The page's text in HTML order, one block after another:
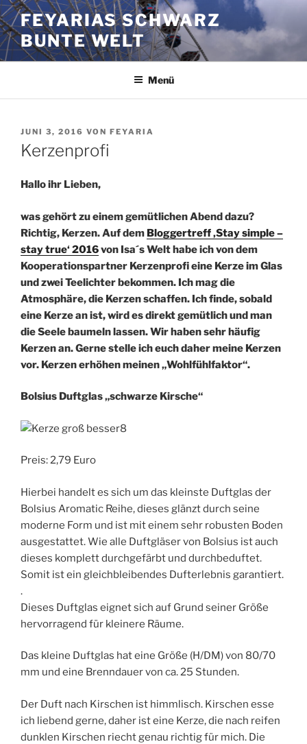
Zum
Inhalt
springen
FEYARIAS SCHWARZ
BUNTE WELT
Menü
VERÖFFENTLICHT
AM
JUNI 3, 2016 VON FEYARIA
Kerzenprofi
Hallo ihr Lieben,
was gehört zu einem gemütlichen Abend dazu?
Richtig, Kerzen. Auf dem Bloggertreff ‚Stay simple –
stay true‘ 2016von Isa´s Welt habe ich von dem
Kooperationspartner Kerzenprofi eine Kerze im Glas
und zwei Teelichter bekommen. Ich mag die
Atmosphäre, die Kerzen schaffen. Ich finde, sobald
eine Kerze an ist, wird es direkt gemütlich und man
die Seele baumeln lassen. Wir haben sehr häufig
Kerzen an. Gerne stelle ich euchdaher meine Kerzen
vor. Kerzen erhöhen meinen „Wohlfühlfaktor“.
Bolsius Duftglas „schwarze Kirsche“
Preis: 2,79 Euro
Hierbei handelt es sich um das kleinste Duftglas der
Bolsius Aromatic Reihe, dieses glänzt durch seine
moderne Form und ist mit einem sehr robusten Boden
ausgestattet. Wie alle Duftgläser von Bolsius ist auch
dieses komplett durchgefärbt und durchbeduftet.
Somit ist ein gleichbleibendes Dufterlebnis garantiert.
.
Dieses Duftglas eignet sich auf Grund seiner Größe
hervorragend für kleinere Räume.
Das kleine Duftglas hat eine Größe (H/DM) von 80/70
mm und eine Brenndauer von ca. 25 Stunden.
Der Duft nach Kirschen ist himmlisch. Kirschen esse
ich liebend gerne, daher ist eine Kerze, die nach reifen
dunklen Kirschen riecht genau richtig für mich. Die